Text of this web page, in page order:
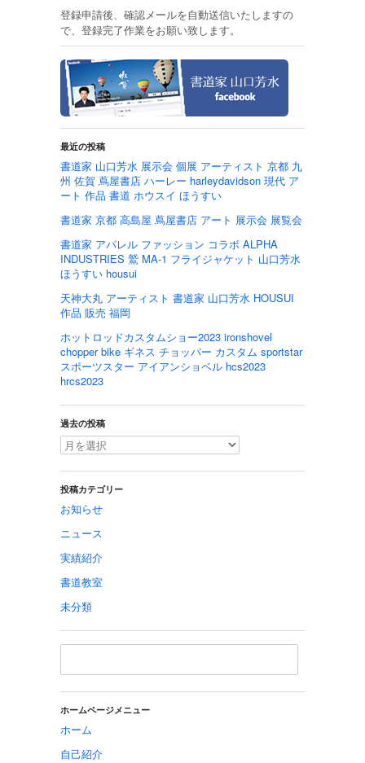
登録申請後、確認メールを自動送信いたしますの
で、登録完了作業をお願い致します。
最近の投稿
書道家 山口芳水 展示会 個展 アーティスト 京都 九
州 佐賀 蔦屋書店 ハーレー harleydavidson 現代 ア
ート 作品 書道 ホウスイ ほうすい
書道家 京都 高島屋 蔦屋書店 アート 展示会 展覧会
書道家 アパレル ファッション コラボ ALPHA
INDUSTRIES 鷲 MA-1 フライジャケット 山口芳水
ほうすい housui
天神大丸 アーティスト 書道家 山口芳水 HOUSUI
作品 販売 福岡
ホットロッドカスタムショー2023 ironshovel
chopper bike ギネス チョッパー カスタム sportstar
スポーツスター アイアンショベル hcs2023
hrcs2023
過去の投稿
投稿カテゴリー
お知らせ
ニュース
実績紹介
書道教室
未分類
ホームページメニュー
ホーム
自己紹介